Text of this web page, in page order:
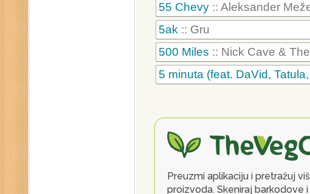
55 Chevy :: Aleksander
5ak :: Gru
500 Miles :: Nick Cave &
5 minuta (feat. DaVid,